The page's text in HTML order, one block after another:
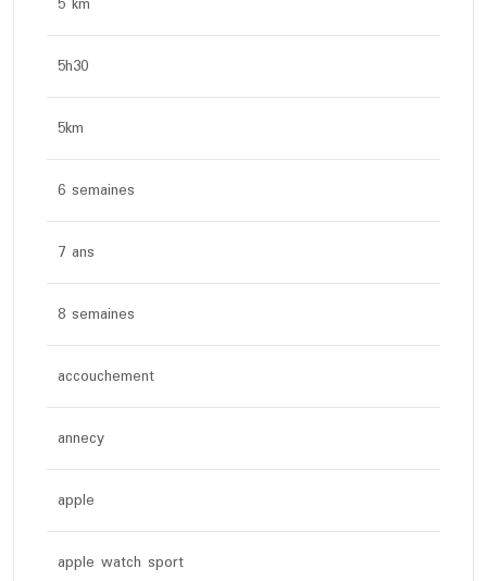
5h30
5km
6 semaines
7 ans
8 semaines
accouchement
annecy
apple
apple watch sport